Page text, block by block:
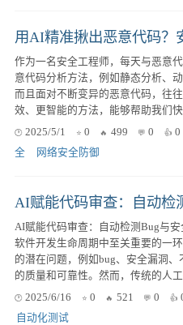
作为一名安全工程师，每天与恶意
意代码分析方法，例如静态分析、
而且面对不断变异的恶意代码，往
效、更智能的方法，能够帮助我们
2025/5/1
0 499 0 0
全
网络安全防御
AI赋能代码审查：自动检测Bug与安全漏洞
软件开发生命周期中至关重要的一
的潜在问题，例如bug、安全漏洞
的质量和可靠性。然而，传统的人
2025/6/16
0 521 0
自动化测试